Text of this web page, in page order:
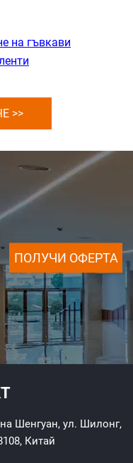
на гъвкави
>>
ПОЛУЧИ ОФЕРТА
Шенгуан, ул. Шилонг,
Китай